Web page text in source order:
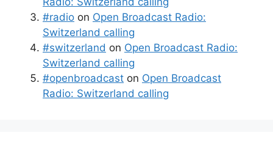
#radio on Open Broadcast Radio:
Switzerland calling
#switzerland on Open Broadcast Radio:
Switzerland calling
#openbroadcast on Open Broadcast
Radio: Switzerland calling